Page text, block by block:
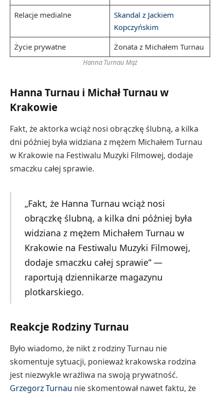
Relacje medialne
Skandal z Jackiem
Kopczyńskim
Życie prywatne
Żonata z Michałem Turnau
Hanna Turnau Mąż
Hanna Turnau i Michał Turnau w
Krakowie
Fakt, że aktorka wciąż nosi obrączkę ślubną, a kilka
dni później była widziana z mężem Michałem Turnau
w Krakowie na Festiwalu Muzyki Filmowej, dodaje
smaczku całej sprawie.
„Fakt, że Hanna Turnau wciąż nosi
obrączkę ślubną, a kilka dni później była
widziana z mężem Michałem Turnau w
Krakowie na Festiwalu Muzyki Filmowej,
dodaje smaczku całej sprawie” —
raportują dziennikarze magazynu
plotkarskiego.
Reakcje Rodziny Turnau
Było wiadomo, że nikt z rodziny Turnau nie
skomentuje sytuacji, ponieważ krakowska rodzina
jest niezwykle wrażliwa na swoją prywatność.
Grzegorz Turnau nie skomentował nawet faktu, że